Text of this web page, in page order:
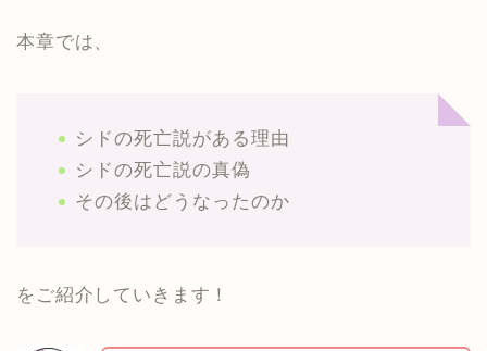
本章では、
シドの死亡説がある理由
シドの死亡説の真偽
その後はどうなったのか
をご紹介していきます！